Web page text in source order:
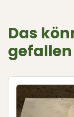
Das
gefallen